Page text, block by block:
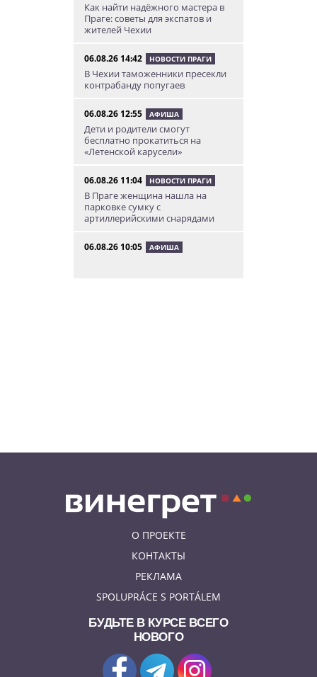
Как найти надёжного мастера в
Праге: советы для экспатов и
жителей Чехии
06.08.26 14:42 НОВОСТИ ПРАГИ
В Чехии таможенники пресекли
контрабанду попугаев
06.08.26 12:55 АФИША
Дети и родители смогут
бесплатно прокатиться на
«Летенской карусели»
06.08.26 11:04 НОВОСТИ ПРАГИ
В Праге женщина нашла на
парковке сумку с
артиллерийскими снарядами
06.08.26 10:05 АФИША
О ПРОЕКТЕ
КОНТАКТЫ
РЕКЛАМА
SPOLUPRÁCE S PORTÁLEM
БУДЬТЕ В КУРСЕ ВСЕГО
НОВОГО